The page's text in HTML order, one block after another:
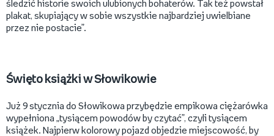
śledzić historie swoich ulubionych bohaterów. Tak też powstał
plakat, skupiający w sobie wszystkie najbardziej uwielbiane
przez nie postacie”.
Święto książki w Słowikowie
Już 9 stycznia do Słowikowa przybędzie empikowa ciężarówka
wypełniona „tysiącem powodów by czytać”, czyli tysiącem
książek. Najpierw kolorowy pojazd objedzie miejscowość, by